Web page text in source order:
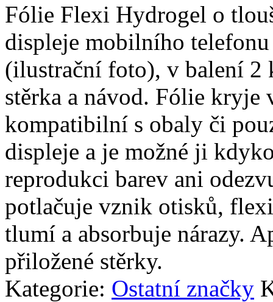
Fólie Flexi Hydrogel o
displeje mobilního
(ilustrační foto), v balení 2
stěrka a návod. Fólie kryje
kompatibilní s obaly či
displeje a je možné ji
reprodukci barev ani
potlačuje vznik otisků,
tlumí a absorbuje nárazy.
přiložené stěrky.
Kategorie: Ostatní značky